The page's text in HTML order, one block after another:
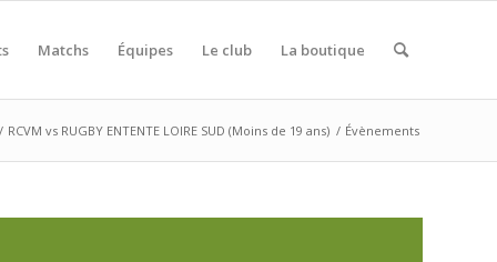
Matchs Équipes Le club La boutique
/ RCVM vs RUGBY ENTENTE LOIRE SUD (Moins de 19 ans) / Évènements